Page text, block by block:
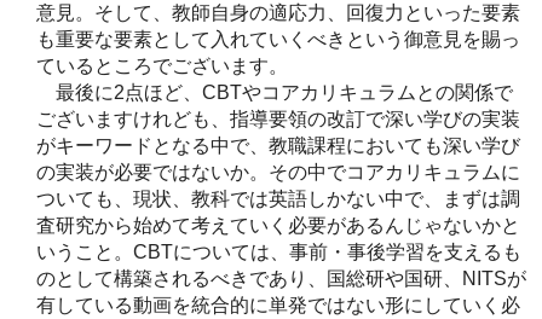
意見。そして、教師自身の適応力、回復力といった要素
も重要な要素として入れていくべきという御意見を賜っ
ているところでございます。
最後に2点ほど、CBTやコアカリキュラムとの関係で
ございますけれども、指導要領の改訂で深い学びの実装
がキーワードとなる中で、教職課程においても深い学び
の実装が必要ではないか。その中でコアカリキュラムに
ついても、現状、教科では英語しかない中で、まずは調
査研究から始めて考えていく必要があるんじゃないかと
いうこと。CBTについては、事前・事後学習を支えるも
のとして構築されるべきであり、国総研や国研、NITSが
有している動画を統合的に単発ではない形にしていく必